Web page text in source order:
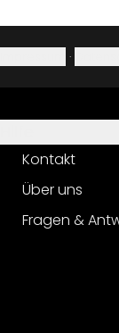
·
Kontakt
Über uns
Fragen &